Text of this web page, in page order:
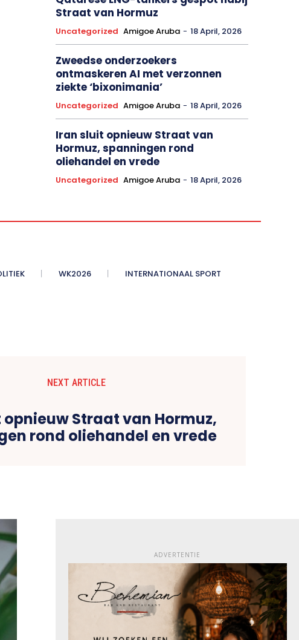
Straat van Hormuz
Uncategorized Amigoe Aruba - 18 April, 2026
Zweedse onderzoekers
ontmaskeren AI met verzonnen
ziekte ‘bixonimania’
Uncategorized Amigoe Aruba - 18 April, 2026
Iran sluit opnieuw Straat van
Hormuz, spanningen rond
oliehandel en vrede
Uncategorized Amigoe Aruba - 18 April, 2026
WK2026 INTERNATIONAAL SPORT
NEXT ARTICLE
Straat van Hormuz,
rond oliehandel en vrede